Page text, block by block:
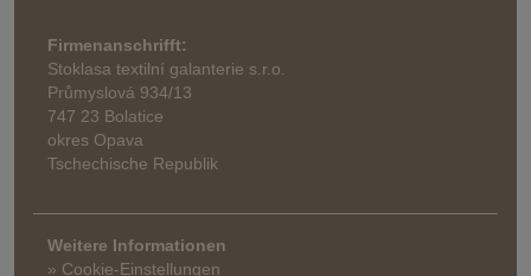
Firmenanschrifft:
Stoklasa textilní galanterie s.r.o.
Průmyslová 934/13
747 23 Bolatice
okres Opava
Tschechische Republik
Weitere Informationen
» Cookie-Einstellungen